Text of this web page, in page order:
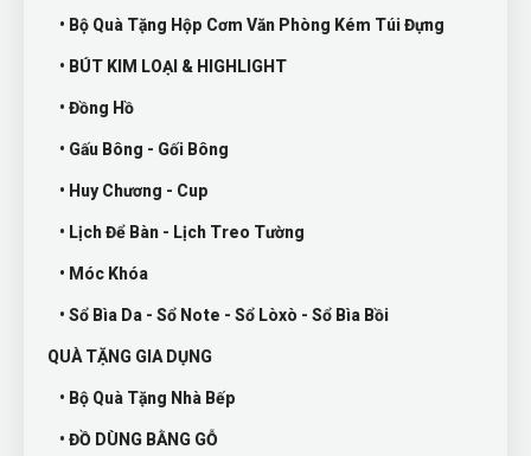
• Bộ Quà Tặng Hộp Cơm Văn Phòng Kém Túi Đựng
• BÚT KIM LOẠI & HIGHLIGHT
• Đồng Hồ
• Gấu Bông - Gối Bông
• Huy Chương - Cup
• Lịch Để Bàn - Lịch Treo Tường
• Móc Khóa
• Sổ Bìa Da - Sổ Note - Sổ Lòxò - Sổ Bìa Bồi
QUÀ TẶNG GIA DỤNG
• Bộ Quà Tặng Nhà Bếp
• ĐỒ DÙNG BẰNG GỖ